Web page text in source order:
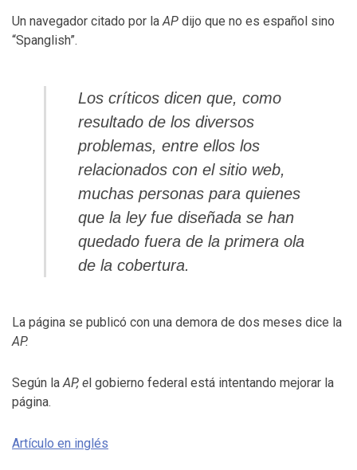
Un navegador citado por laAP dijo que no es español sino
“Spanglish”.
Los críticos dicen que, como
resultado de los diversos
problemas, entre ellos los
relacionados con el sitio web,
muchas personas para quienes
que la ley fue diseñada se han
quedado fuera de la primera ola
de la cobertura.
La página se publicó con una demora de dos meses dice la
AP.
Según laAP, e l gobierno federal está intentando mejorar la
página.
Artículo en inglés